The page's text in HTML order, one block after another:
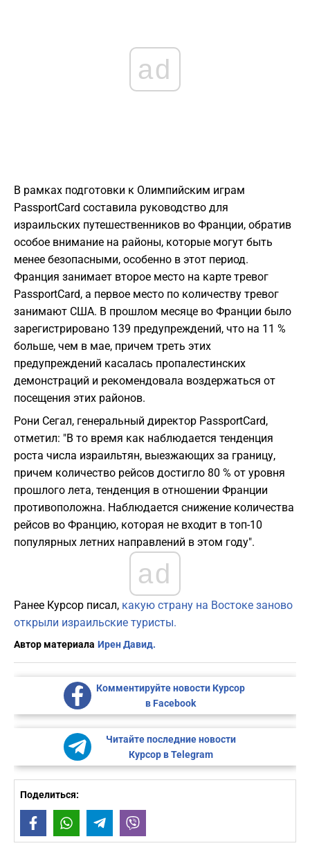
ad
В рамках подготовки к Олимпийским играм
PassportCard составила руководство для
израильских путешественников во Франции, обратив
особое внимание на районы, которые могут быть
менее безопасными, особенно в этот период.
Франция занимает второе место на карте тревог
PassportCard, а первое место по количеству тревог
занимают США. В прошлом месяце во Франции было
зарегистрировано 139 предупреждений, что на 11 %
больше, чем в мае, причем треть этих
предупреждений касалась пропалестинских
демонстраций и рекомендовала воздержаться от
посещения этих районов.
Рони Сегал, генеральный директор PassportCard,
отметил: "В то время как наблюдается тенденция
роста числа израильтян, выезжающих за границу,
причем количество рейсов достигло 80 % от уровня
прошлого лета, тенденция в отношении Франции
противоположна. Наблюдается снижение количества
рейсов во Францию, которая не входит в топ-10
популярных летних направлений в этом году".
ad
Ранее Курсор писал, какую страну на Востоке заново
открыли израильские туристы.
Автор материала Ирен Давид.
Комментируйте новости Курсор
в Facebook
Читайте последние новости
Курсор в Telegram
Поделиться:
FacebookWhatsAppTelegram